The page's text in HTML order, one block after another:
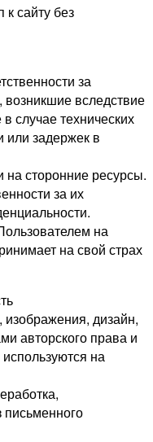
к сайту без
за
вследствие
случае технических
или задержек в
сторонние ресурсы.
за их
на
на свой страх
дизайн,
авторского права и
на
письменного